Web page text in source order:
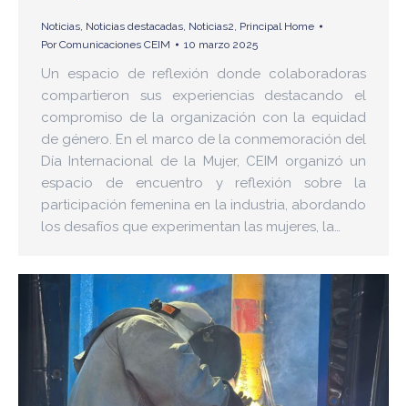
Noticias Noticias destacadas Noticias2 Principal Home
PorComunicaciones CEIM 10 marzo 2025
Un espacio de reflexión donde colaboradoras
compartieron sus experiencias destacando el
compromiso de la organización con la equidad
de género. En el marco de la conmemoración del
Día Internacional de la Mujer, CEIM organizó un
espacio de encuentro y reflexión sobre la
participación femenina en la industria, abordando
los desafíos que experimentan las mujeres, la…